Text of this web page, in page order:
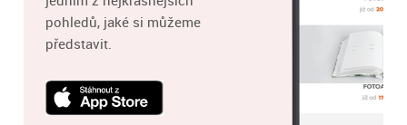
pohledů, jaké si můžeme
představit.